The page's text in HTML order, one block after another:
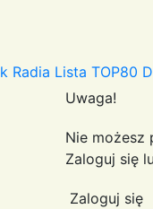
Radia Lista TOP80
Uwaga!
Nie możesz
Zaloguj się
Zaloguj się